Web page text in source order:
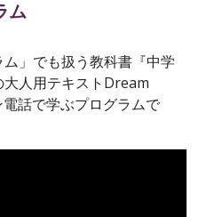
ム
ム」でも扱う教科書『中学
人用テキストDream
話で学ぶプログラムで